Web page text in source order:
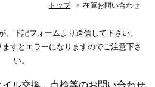
トップ 在庫お問い合わせ
、下記フォームより送信して下さい。
すとエラーになりますのでご注意下さ
い。
ル交換、点検等のお問い合わせ